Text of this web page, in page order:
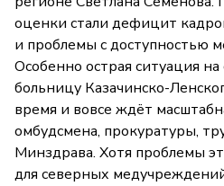
оценки стали дефицит
и проблемы с доступностью
Особенно острая ситуация
больницу Казачинско-
время и вовсе ждёт
омбудсмена, прокуратуры,
Минздрава. Хотя проблемы
для северных